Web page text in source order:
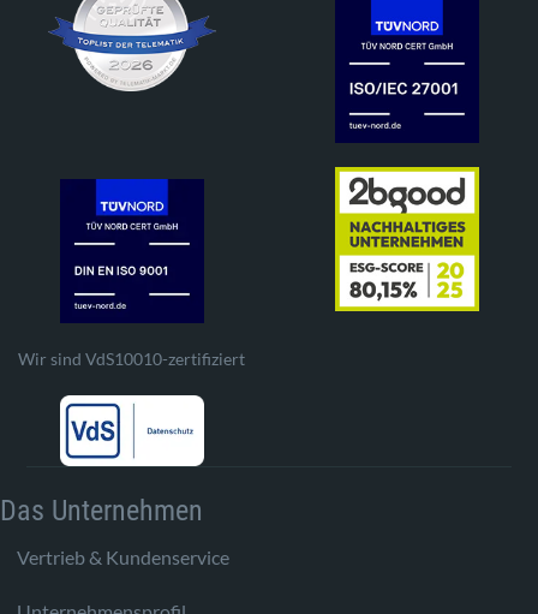
Wir sind VdS10010-zertifiziert
Das Unternehmen
Vertrieb & Kundenservice